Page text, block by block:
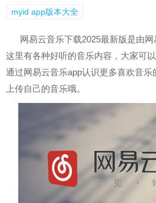
myid app版本大全
网易云音乐下载2025最新版是由网
这里有各种好听的音乐内容，大家可
通过网易云音乐app认识更多喜欢音乐
上传自己的音乐哦。